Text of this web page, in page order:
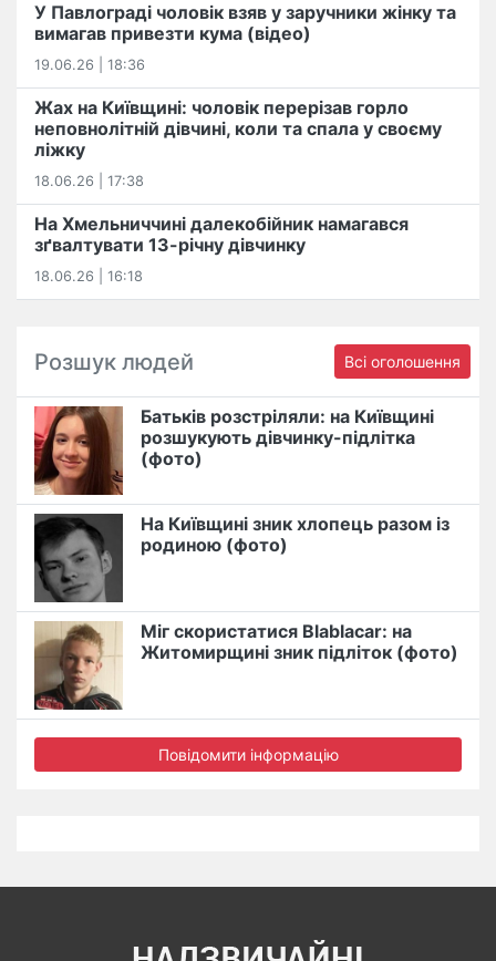
У Павлограді чоловік взяв у заручники жінку та
вимагав привезти кума (відео)
19.06.26 | 18:36
Жах на Київщині: чоловік перерізав горло
неповнолітній дівчині, коли та спала у своєму
ліжку
18.06.26 | 17:38
На Хмельниччині далекобійник намагався
зґвалтувати 13-річну дівчинку
18.06.26 | 16:18
Розшук людей Всі оголошення
Батьків розстріляли: на Київщині
розшукують дівчинку-підлітка
(фото)
На Київщині зник хлопець разом із
родиною (фото)
Міг скористатися Blablacar: на
Житомирщині зник підліток (фото)
Повідомити інформацію